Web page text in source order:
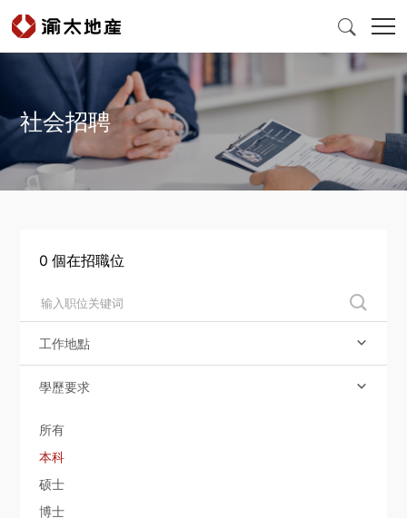

首頁
產品與服務
爲什麽選擇渝太
新聞中心
投資者關係
社會責任
關於渝太
社会招聘
0 個在招職位

工作地點 
學歷要求 
所有
本科
硕士
博士